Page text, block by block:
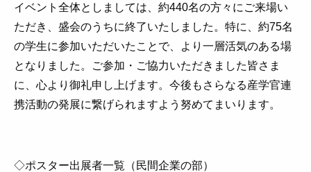
イベント全体としましては、約440名の方々にご来場い
ただき、盛会のうちに終了いたしました。特に、約75名
の学生に参加いただいたことで、より一層活気のある場
となりました。ご参加・ご協力いただきました皆さま
に、心より御礼申し上げます。今後もさらなる産学官連
携活動の発展に繋げられますよう努めてまいります。
◇ポスター出展者一覧（民間企業の部）